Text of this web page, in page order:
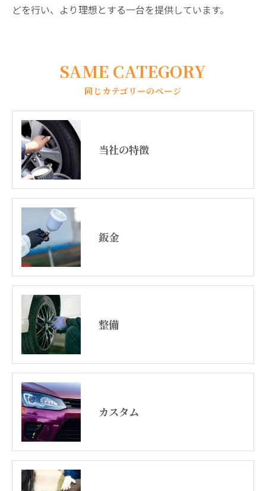
どを行い、より理想とする一台を提供しています。
同じカテゴリーのページ
SAME CATEGORY
当社の特徴
鈑金
整備
カスタム